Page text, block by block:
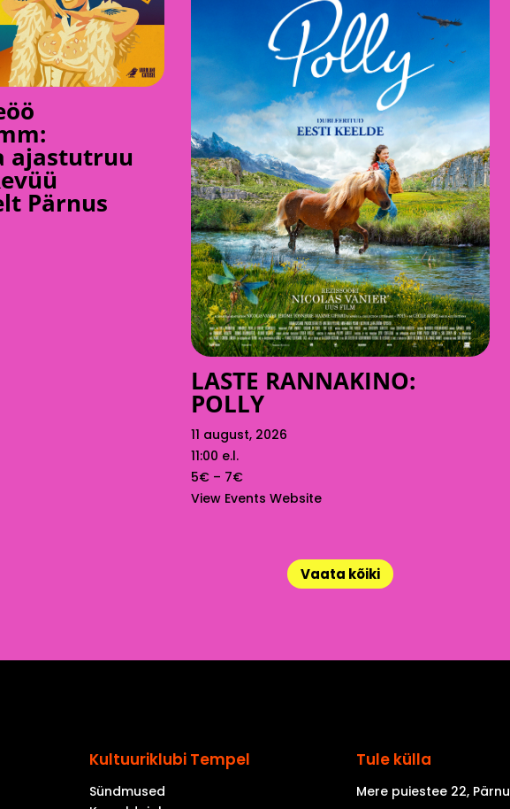
ajastutruu
Pärnus
LASTE RANNAKINO:
POLLY
11 august, 2026
11:00 e.l.
5€ – 7€
View Events Website
Vaata kõiki
Kultuuriklubi Tempel
Sündmused
Tule külla
Mere puiestee 22, Pärnu